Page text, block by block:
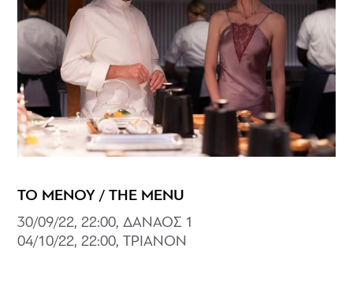
ΤΟ ΜΕΝΟΥ / THE MENU
30/09/22, 22:00, ΔANAOΣ 1
04/10/22, 22:00, ΤΡΙΑΝΟΝ